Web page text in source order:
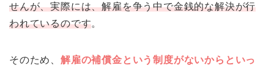
せんが、実際には、解雇を争う中で金銭的な解決が行
われているのです。
そのため、 解雇の補償金という制度がないからといっ